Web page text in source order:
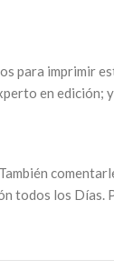
para imprimir
en edición;
También
todos los Días.